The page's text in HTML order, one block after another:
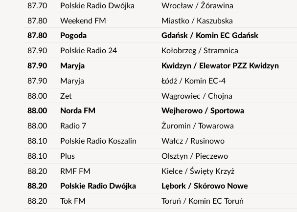
87.70
Polskie Radio Dwójka Wrocław / Żórawina
87.80
Weekend FM Miastko / Kaszubska
87.80
Pogoda Gdańsk / Komin EC Gdańsk
87.90
Polskie Radio 24 Kołobrzeg / Stramnica
87.90
Maryja Kwidzyn / Elewator PZZ Kwidzyn
87.90
Maryja Łódź / Komin EC-4
88.00
Zet Wągrowiec / Chojna
88.00
Norda FM Wejherowo / Sportowa
88.00
Radio 7 Żuromin / Towarowa
88.10
Polskie Radio Koszalin Wałcz / Rusinowo
88.10
Plus Olsztyn / Pieczewo
88.20
RMF FM Kielce / Święty Krzyż
88.20
Polskie Radio Dwójka Lębork / Skórowo Nowe
88.20
Tok FM Toruń / Komin EC Toruń